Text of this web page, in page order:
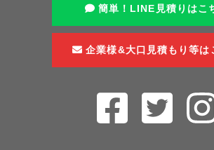
簡単！LINE見積りはこ
企業様&大口見積もり等は